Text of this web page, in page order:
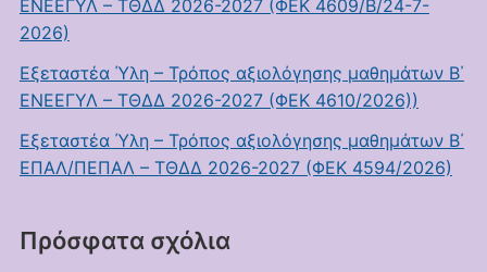
ΕΝΕΕΓΥΛ – ΤΘΔΔ 2026-2027 (ΦΕΚ 4609/Β/24-7-
2026)
Εξεταστέα Ύλη – Τρόπος αξιολόγησης μαθημάτων Β΄
ΕΝΕΕΓΥΛ – ΤΘΔΔ 2026-2027 (ΦΕΚ 4610/2026))
Εξεταστέα Ύλη – Τρόπος αξιολόγησης μαθημάτων Β΄
ΕΠΑΛ/ΠΕΠΑΛ – ΤΘΔΔ 2026-2027 (ΦΕΚ 4594/2026)
Πρόσφατα σχόλια